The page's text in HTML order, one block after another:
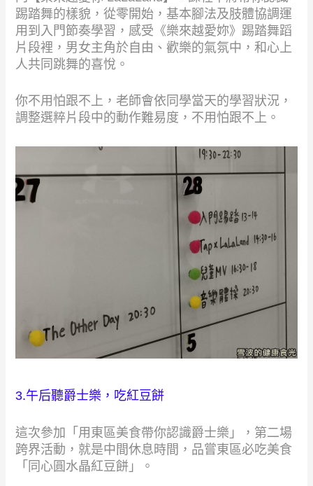
踢踏舞的樣貌，從零開始，基本腳法及肢體協調運
用到入門節奏學習，感受《樂來越愛妳》踢踏舞蹈
片段裡，男女主角於自由、歡樂的氣氛中，和心上
人共同跳舞的喜悅。
你不用怕跟不上，老師會依同學當天的學習狀況，
調整選粹片段中的動作難易度，不用怕跟不上。
3.午后聽爵士樂，吃紅豆餅
這次參加「用東區美食帶你認識爵士樂」，第二場
跨界活動，就是中間休息時間，品嘗東區必吃美食
「同心圓水晶紅豆餅」。